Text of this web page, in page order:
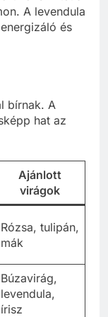
A levendula
és
bírnak. A
hat az
Ajánlott
virágok
Rózsa, tulipán,
mák
Búzavirág,
levendula,
írisz